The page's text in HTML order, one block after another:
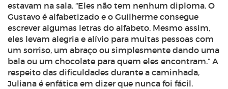
estavam na sala. “Eles não tem nenhum diploma. O
Gustavo é alfabetizado e o Guilherme consegue
escrever algumas letras do alfabeto. Mesmo assim,
eles levam alegria e alívio para muitas pessoas com
um sorriso, um abraço ou simplesmente dando uma
bala ou um chocolate para quem eles encontram.” A
respeito das dificuldades durante a caminhada,
Juliana é enfática em dizer que nunca foi fácil.